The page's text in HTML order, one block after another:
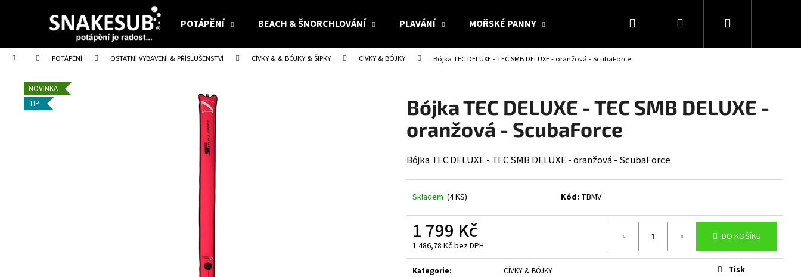
POTÁPĚNÍ BEACH & ŠNORCHLOVÁNÍ PLAVÁNÍ MOŘSKÉ PANNY KOLEKCE SNAKESUB & DES DÁRKOVÉ
Hledat PřihlášeníNákupní
Domů POTÁPĚNÍ OSTATNÍ VYBAVENÍ & PŘÍSLUŠENSTVÍ CÍVKY & & BÓJKY & ŠIPKY CÍVKY & BÓJKY Bójka TEC DELUXE - TEC SMB DELUXE - oranžová - ScubaForce
Bójka TEC DELUXE - TEC SMB DELUXE -
oranžová - ScubaForce
Bójka TEC DELUXE - TEC SMB DELUXE - oranžová - ScubaForce
Skladem (4 KS) Kód: TBMV
1 799 Kč
1 486,78 Kč bez DPH
Měrná
cena:
DO KOŠÍKU
Kategorie:
CÍVKY & BÓJKY
Tisk
NOVINKA
TIP
í
Zpět
do
Zpět
do
Co potřebujete najít?
HLEDAT
POTÁPĚČSKÁ MASKA MEDIUM